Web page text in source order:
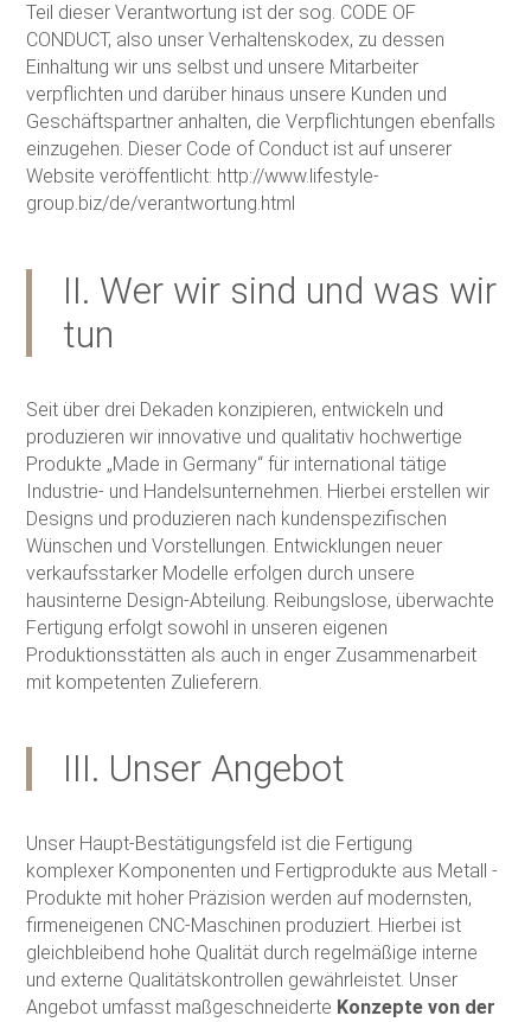
Teil dieser Verantwortung ist der sog. CODE OF
CONDUCT, also unser Verhaltenskodex, zu dessen
Einhaltung wir uns selbst und unsere Mitarbeiter
verpflichten und darüber hinaus unsere Kunden und
Geschäftspartner anhalten, die Verpflichtungen ebenfalls
einzugehen. Dieser Code of Conduct ist auf unserer
Website veröffentlicht: http://www.lifestyle-
group.biz/de/verantwortung.html
II. Wer wir sind und was wir
tun
Seit über drei Dekaden konzipieren, entwickeln und
produzieren wir innovative und qualitativ hochwertige
Produkte „Made in Germany“ für international tätige
Industrie- und Handelsunternehmen. Hierbei erstellen wir
Designs und produzieren nach kundenspezifischen
Wünschen und Vorstellungen. Entwicklungen neuer
verkaufsstarker Modelle erfolgen durch unsere
hausinterne Design-Abteilung. Reibungslose, überwachte
Fertigung erfolgt sowohl in unseren eigenen
Produktionsstätten als auch in enger Zusammenarbeit
mit kompetenten Zulieferern.
III. Unser Angebot
Unser Haupt-Bestätigungsfeld ist die Fertigung
komplexer Komponenten und Fertigprodukte aus Metall -
Produkte mit hoher Präzision werden auf modernsten,
firmeneigenen CNC-Maschinen produziert. Hierbei ist
gleichbleibend hohe Qualität durch regelmäßige interne
und externe Qualitätskontrollen gewährleistet. Unser
Angebot umfasst maßgeschneiderte Konzepte von der